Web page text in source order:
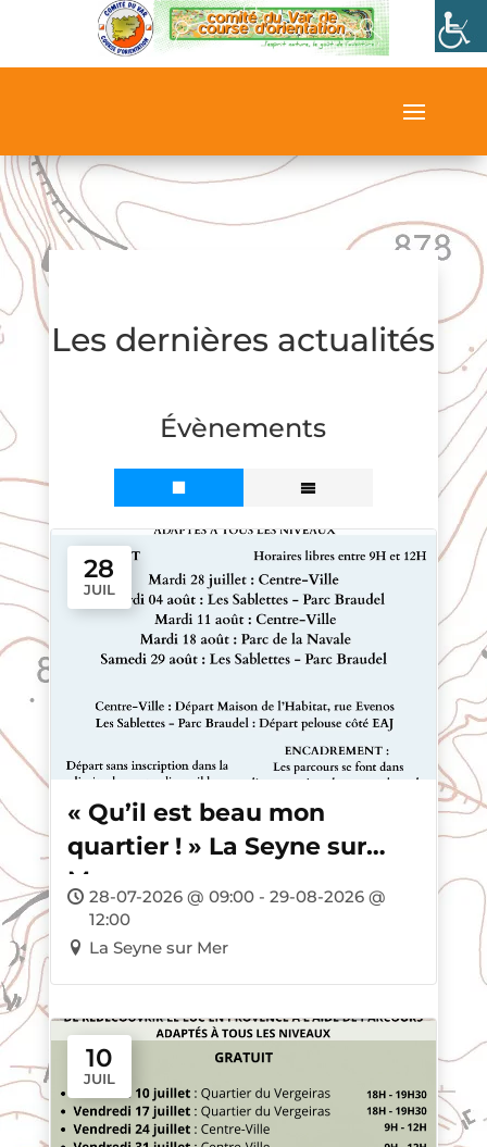
Les dernières actualités
Évènements
28
JUIL
« Qu’il est beau mon
quartier ! » La Seyne sur
Mer
28-07-2026 @ 09:00 - 29-08-2026 @
12:00
La Seyne sur Mer
10
JUIL